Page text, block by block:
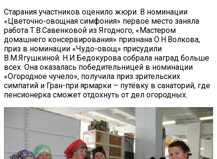
Старания участников оценило жюри. В номинации
«Цветочно-овощная симфония» первое место заняла
работа Т.В.Савенковой из Ягодного, «Мастером
домашнего консервирования» признана О.Н.Волкова,
приз в номинации «Чудо-овощ» присудили
В.М.Ягушкиной. Н.И.Бедокурова собрала наград больше
всех. Она оказалась победительницей в номинации
«Огородное чучело», получила приз зрительских
симпатий и Гран-при ярмарки – путёвку в санаторий, где
пенсионерка сможет отдохнуть от дел огородных.